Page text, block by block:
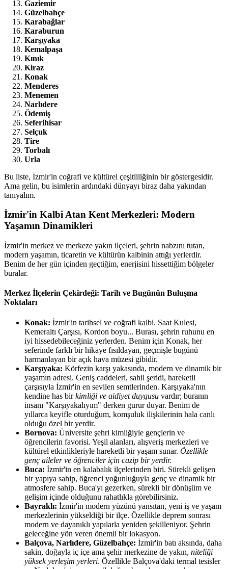
Gaziemir
Güzelbahçe
Karabağlar
Karaburun
Karşıyaka
Kemalpaşa
Kınık
Kiraz
Konak
Menderes
Menemen
Narlıdere
Ödemiş
Seferihisar
Selçuk
Tire
Torbalı
Urla
Bu liste, İzmir'in coğrafi ve kültürel çeşitliliğinin bir göstergesidir.
Ama gelin, bu isimlerin ardındaki dünyayı biraz daha yakından
tanıyalım.
İzmir'in Kalbi Atan Kent Merkezleri: Modern
Yaşamın Dinamikleri
İzmir'in merkez ve merkeze yakın ilçeleri, şehrin nabzını tutan,
modern yaşamın, ticaretin ve kültürün kalbinin attığı yerlerdir.
Benim de her gün içinden geçtiğim, enerjisini hissettiğim bölgeler
buralar.
Merkez İlçelerin Çekirdeği: Tarih ve Bugünün Buluşma
Noktaları
Konak: İzmir'in tarihsel ve coğrafi kalbi. Saat Kulesi,
Kemeraltı Çarşısı, Kordon boyu... Burası, şehrin ruhunu en
iyi hissedebileceğiniz yerlerden. Benim için Konak, her
seferinde farklı bir hikaye fısıldayan, geçmişle bugünü
harmanlayan bir açık hava müzesi gibidir.
Karşıyaka: Körfezin karşı yakasında, modern ve dinamik bir
yaşamın adresi. Geniş caddeleri, sahil şeridi, hareketli
çarşısıyla İzmir'in en sevilen semtlerinden. Karşıyaka'nın
kendine has birkimliği ve aidiyet duygusu vardır; buranın
insanı "Karşıyakalıyım" derken gurur duyar. Benim de
yıllarca keyifle oturduğum, komşuluk ilişkilerinin hala canlı
olduğu özel bir yerdir.
Bornova: Üniversite şehri kimliğiyle gençlerin ve
öğrencilerin favorisi. Yeşil alanları, alışveriş merkezleri ve
kültürel etkinlikleriyle hareketli bir yaşam sunar. Özellikle
genç aileler ve öğrenciler için cazip bir yerdir.
Buca: İzmir'in en kalabalık ilçelerinden biri. Sürekli gelişen
bir yapıya sahip, öğrenci yoğunluğuyla genç ve dinamik bir
atmosfere sahip. Buca'yı gezerken, sürekli bir dönüşüm ve
gelişim içinde olduğunu rahatlıkla görebilirsiniz.
Bayraklı: İzmir'in modern yüzünü yansıtan, yeni iş ve yaşam
merkezlerinin yükseldiği bir ilçe. Özellikle deprem sonrası
modern ve dayanıklı yapılarla yeniden şekilleniyor. Şehrin
geleceğine yön veren önemli bir lokasyon.
Balçova, Narlıdere, Güzelbahçe: İzmir'in batı aksında, daha
sakin, doğayla iç içe ama şehir merkezine de yakın, niteliği
yüksek yerleşim yerleri. Özellikle Balçova'daki termal tesisler